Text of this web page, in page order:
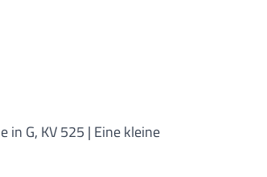
in G, KV 525 | Eine kleine